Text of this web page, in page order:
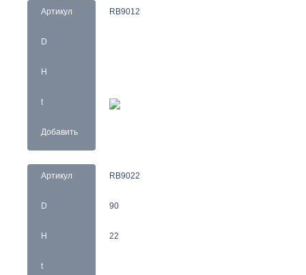
Артикул
D
H
t
Добавить
RB9012
Артикул
D
H
t
RB9022
90
22